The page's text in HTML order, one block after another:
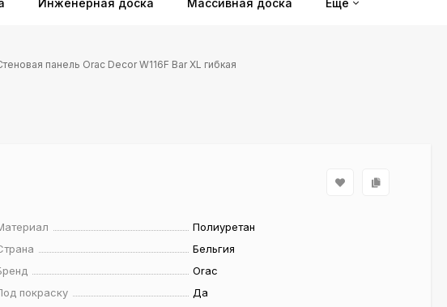
Инженерная доска Массивная доска Еще
панель Orac Decor W116F Bar XL гибкая
Полиуретан
Бельгия
Orac
покраску
Да